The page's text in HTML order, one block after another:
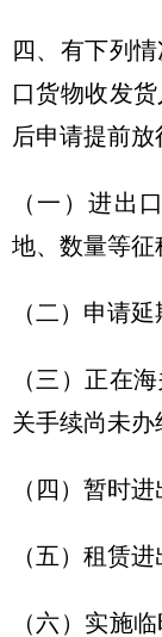
四、有下列
口货物收发
后申请提前放
（一）进出
地、数量等征
（二）申请
（三）正在
关手续尚未办
（四）暂时
（五）租赁
（六）实施